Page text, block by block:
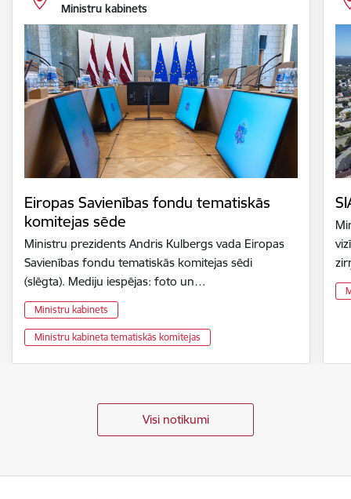
Ministru kabinets
Eiropas Savienības fondu tematiskās
komitejas sēde
Ministru prezidents Andris Kulbergs vada Eiropas
Savienības fondu tematiskās komitejas sēdi
(slēgta). Mediju iespējas: foto un…
Ministru kabinets
Ministru kabineta tematiskās komitejas
Visi notikumi